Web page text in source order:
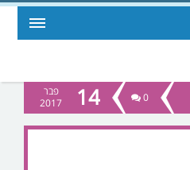
14
פבר
2017
0